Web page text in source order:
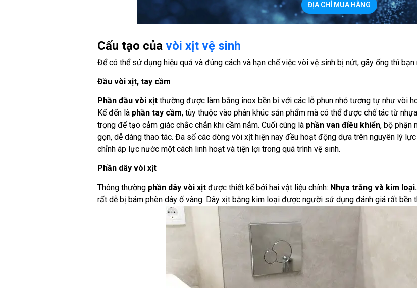
ĐỊA CHỈ MUA HÀNG
Cấu tạo của vòi xịt vệ sinh
Để có thể sử dụng hiệu quả và đúng cách và hạn chế việc vòi vệ sinh bị nứt, gãy ống thì
Đầu vòi xịt, tay cầm
Phần đầu vòi xịtthường được làm bằng inox bền bỉ với các lỗ phun nhỏ tương tự như vòi
Kế đến là phần tay cầm, tùy thuộc vào phân khúc sản phẩm mà có thể được chế tác từ
trọng để tạo cảm giác chắc chắn khi cầm nắm. Cuối cùng là phần van điều khiển, bộ phận
gọn, dễ dàng thao tác. Đa số các dòng vòi xịt hiện nay đều hoạt động dựa trên nguyên lý
chỉnh áp lực nước một cách linh hoạt và tiện lợi trong quá trình vệ sinh.
Phần dây vòi xịt
Thông thường phần dây vòi xịtđược thiết kế bởi hai vật liệu chính: Nhựa trắng và kim loại.
rất dễ bị bám phèn dây ố vàng. Dây xịt bằng kim loại được người sử dụng đánh giá rất